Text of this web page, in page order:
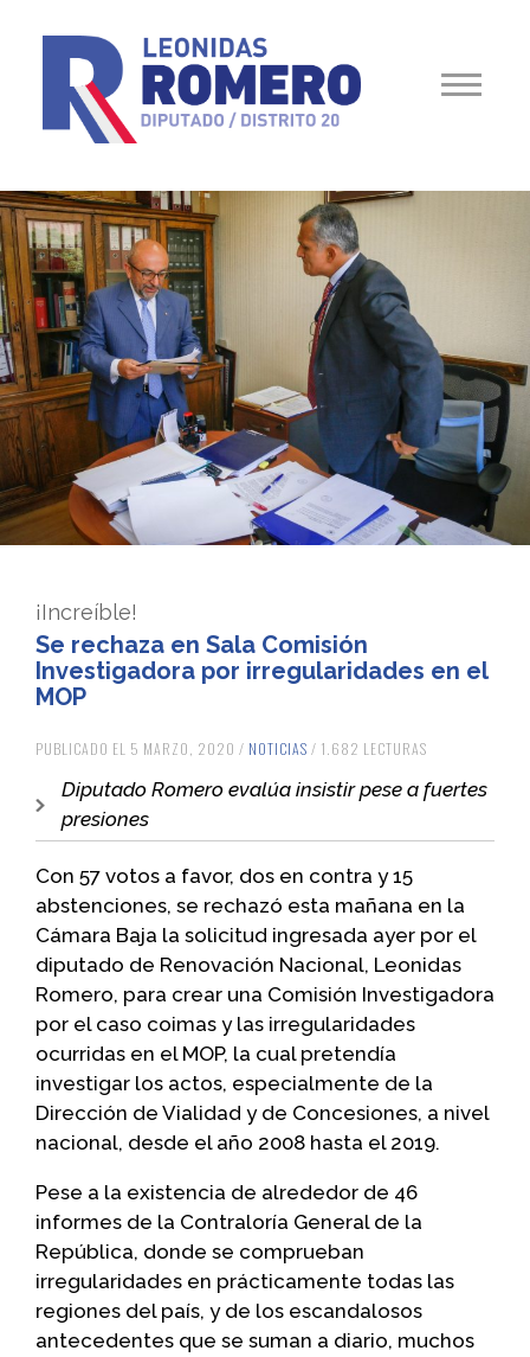
¡Increíble!
Se rechaza en Sala Comisión
Investigadora por irregularidades en el
MOP
PUBLICADO EL 5 MARZO, 2020 / NOTICIAS / 1.682 LECTURAS
Diputado Romero evalúa insistir pese a fuertes
presiones
Con 57 votos a favor, dos en contra y 15
abstenciones, se rechazó esta mañana en la
Cámara Baja la solicitud ingresada ayer por el
diputado de Renovación Nacional, Leonidas
Romero, para crear una Comisión Investigadora
por el caso coimas y las irregularidades
ocurridas en el MOP, la cual pretendía
investigar los actos, especialmente de la
Dirección de Vialidad y de Concesiones, a nivel
nacional, desde el año 2008 hasta el 2019.
Pese a la existencia de alrededor de 46
informes de la Contraloría General de la
República, donde se comprueban
irregularidades en prácticamente todas las
regiones del país, y de los escandalosos
antecedentes que se suman a diario, muchos